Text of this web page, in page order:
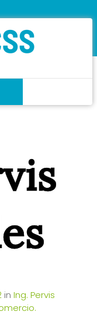
in Ing. Pervis